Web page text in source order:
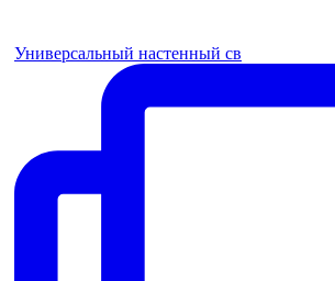
Универсальный настенный св